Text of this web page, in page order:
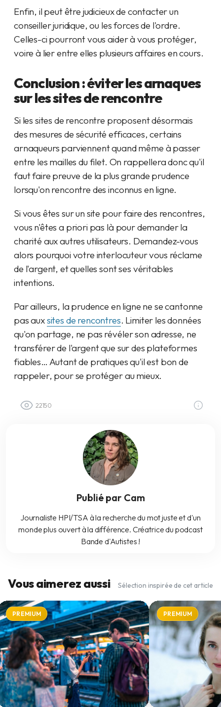
Enfin, il peut être judicieux de contacter un
conseiller juridique, ou les forces de l'ordre.
Celles-ci pourront vous aider à vous protéger,
voire à lier entre elles plusieurs affaires en cours.
Conclusion : éviter les arnaques
sur les sites de rencontre
Si les sites de rencontre proposent désormais
des mesures de sécurité efficaces, certains
arnaqueurs parviennent quand même à passer
entre les mailles du filet. On rappellera donc qu'il
faut faire preuve de la plus grande prudence
lorsqu'on rencontre des inconnus en ligne.
Si vous êtes sur un site pour faire des rencontres,
vous n'êtes a priori pas là pour demander la
charité aux autres utilisateurs. Demandez-vous
alors pourquoi votre interlocuteur vous réclame
de l'argent, et quelles sont ses véritables
intentions.
Par ailleurs, la prudence en ligne ne se cantonne
pas auxsites de rencontres. Limiter les données
qu'on partage, ne pas révéler son adresse, ne
transférer de l'argent que sur des plateformes
fiables… Autant de pratiques qu'il est bon de
rappeler, pour se protéger au mieux.
22150
Publié par Cam
Journaliste HPI/TSA à la recherche du mot juste et d'un
monde plus ouvert à la différence. Créatrice du podcast
Bande d'Autistes !
Vous aimerez aussi Sélection inspirée de cet article
PREMIUM PREMIUM